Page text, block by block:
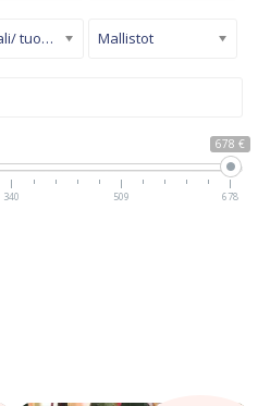
678 €
340 509 678
Materiaali/ tuotetyyppi Mallistot